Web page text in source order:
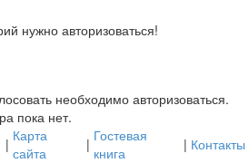
нужно авторизоваться!
необходимо авторизоваться.
пока нет.
| Карта
сайта
| Гостевая
книга
| Контакты